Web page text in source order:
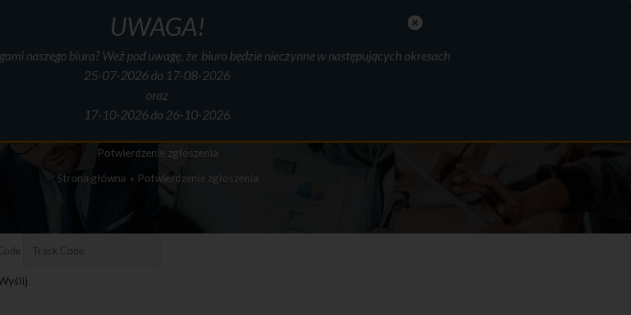
Potwierdzenie zgłoszenia
Strona główna
Potwierdzenie zgłoszenia
UWAGA!
naszego biura? Weź pod uwagę, że biuro będzie nieczynne w następujących okresach
25-07-2026 do 17-08-2026
oraz
17-10-2026 do 26-10-2026